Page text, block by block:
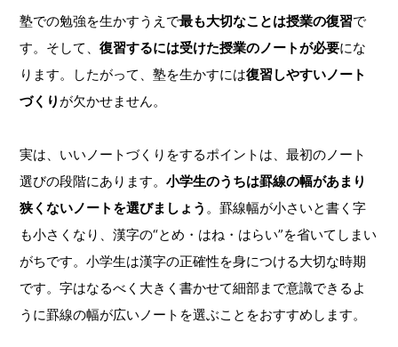
塾での勉強を生かすうえで最も大切なことは授業の復習で
す。そして、復習するには受けた授業のノートが必要にな
ります。したがって、塾を生かすには復習しやすいノート
づくり が欠かせません。
実は、いいノートづくりをするポイントは、最初のノート
選びの段階にあります。小学生のうちは罫線の幅があまり
狭くないノートを選びましょう 。罫線幅が小さいと書く字
も小さくなり、漢字の“とめ・はね・はらい”を省いてしまい
がちです。小学生は漢字の正確性を身につける大切な時期
です。字はなるべく大きく書かせて細部まで意識できるよ
うに罫線の幅が広いノートを選ぶことをおすすめします。